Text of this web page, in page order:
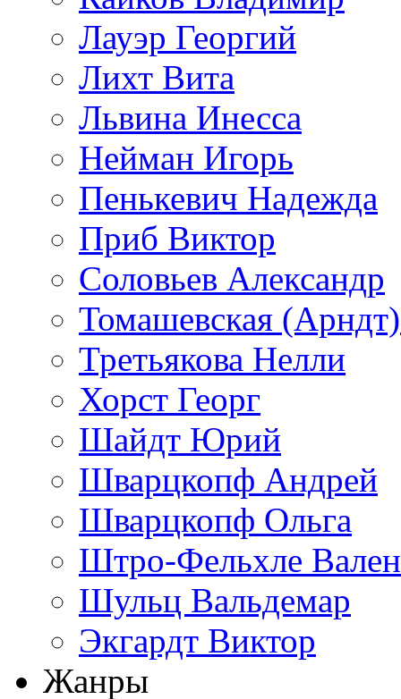
Лауэр Георгий
Лихт Вита
Львина Инесса
Нейман Игорь
Пенькевич Надежда
Приб Виктор
Соловьев Александр
Томашевская
Третьякова Нелли
Хорст Георг
Шайдт Юрий
Шварцкопф Андрей
Шварцкопф Ольга
Штро-Фельхле
Шульц Вальдемар
Экгардт Виктор
Жанры